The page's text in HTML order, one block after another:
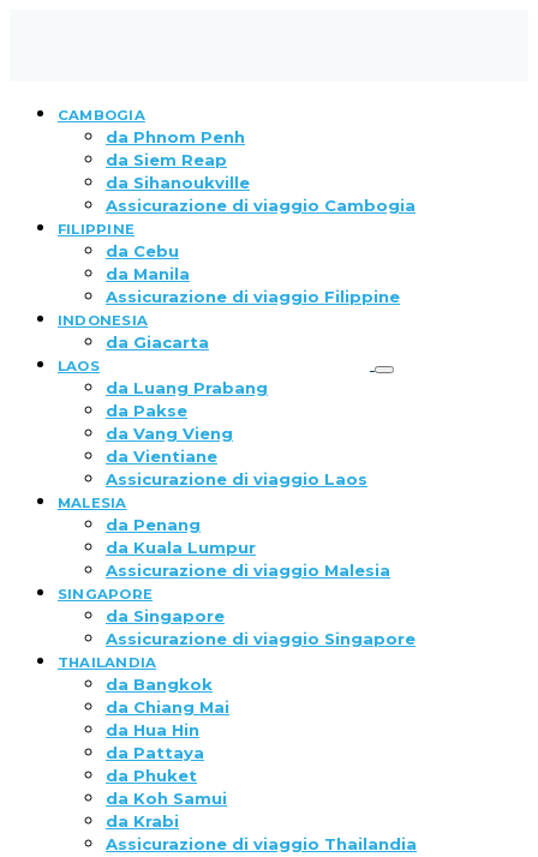
CAMBOGIA
da Phnom Penh
da Siem Reap
da Sihanoukville
Assicurazione di viaggio Cambogia
FILIPPINE
da Cebu
da Manila
Assicurazione di viaggio Filippine
INDONESIA
da Giacarta
LAOS
da Luang Prabang
da Pakse
da Vang Vieng
da Vientiane
Assicurazione di viaggio Laos
MALESIA
da Penang
da Kuala Lumpur
Assicurazione di viaggio Malesia
SINGAPORE
da Singapore
Assicurazione di viaggio Singapore
THAILANDIA
da Bangkok
da Chiang Mai
da Hua Hin
da Pattaya
da Phuket
da Koh Samui
da Krabi
Assicurazione di viaggio Thailandia